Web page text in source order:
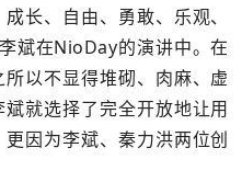
长、自由、勇敢、乐观、
斌在NioDay的演讲中。在
以不显得堆砌、肉麻、虚
就选择了完全开放地让用
因为李斌、秦力洪两位创